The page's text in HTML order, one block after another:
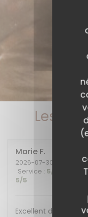
Les
Marie F
2026-07-30
- 20:00 -
Service : 5/5
5/5
Excellent diner et